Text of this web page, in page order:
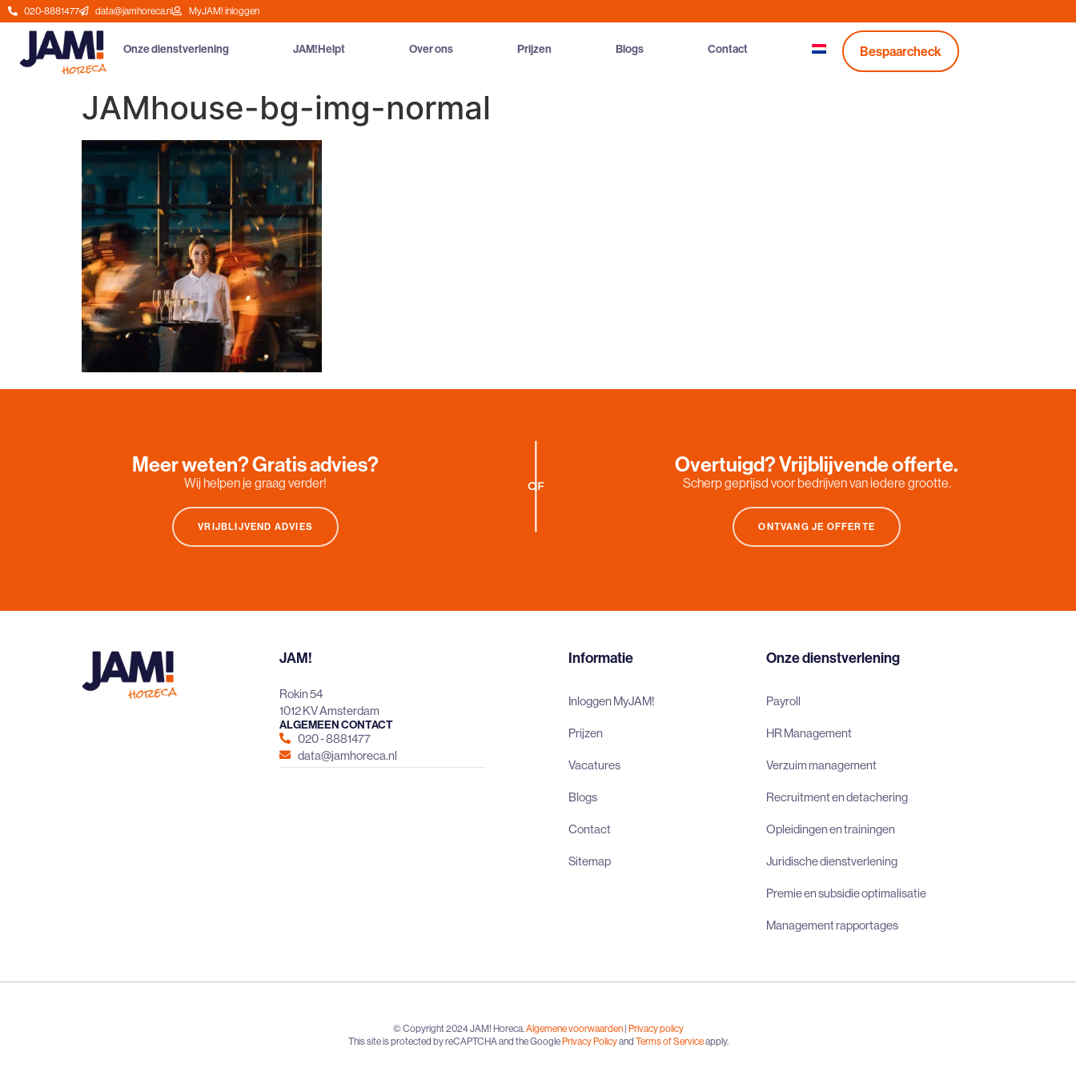
020-8881477 data@jamhoreca.nl MyJAM! inloggen
Onze dienstverlening JAM!Helpt Over ons Prijzen Blogs Contact Bespaarcheck
JAMhouse-bg-img-normal
Meer weten? Gratis advies?
Wij helpen je graag verder!
VRIJBLIJVEND ADVIES
OF
Overtuigd? Vrijblijvende offerte.
Scherp geprijsd voor bedrijven van iedere grootte.
ONTVANG JE OFFERTE
JAM!
Rokin 54
1012 KV Amsterdam
ALGEMEEN CONTACT
020 - 8881477
data@jamhoreca.nl
Informatie
Inloggen MyJAM!
Prijzen
Vacatures
Blogs
Contact
Sitemap
Onze dienstverlening
Payroll
HR Management
Verzuim management
Recruitment en detachering
Opleidingen en trainingen
Juridische dienstverlening
Premie en subsidie optimalisatie
Management rapportages
© Copyright 2024 JAM! Horeca. Algemene voorwaarden| Privacy policy
This site is protected by reCAPTCHA and the GooglePrivacy Policyand Terms of Serviceapply.